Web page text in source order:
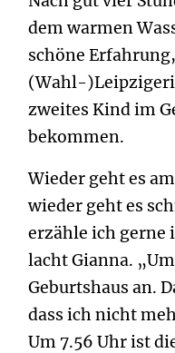
dem warmen
schöne
(Wahl-
zweites Kind im
bekommen.
Wieder geht es
wieder geht es
erzähle ich
lacht Gianna.
Geburtshaus an.
dass ich nicht
Um 7.56 Uhr ist